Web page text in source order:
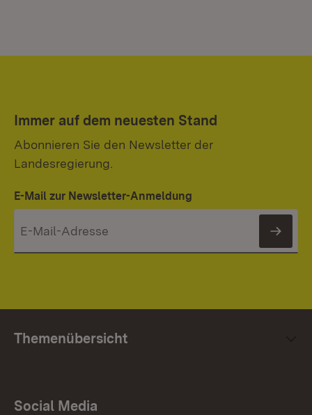
Immer auf dem neuesten Stand
Abonnieren Sie den Newsletter der
Landesregierung.
E-Mail zur Newsletter-Anmeldung
Themenübersicht
Social Media